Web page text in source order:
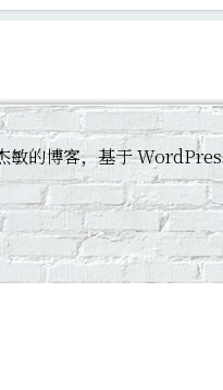
的博客，基于